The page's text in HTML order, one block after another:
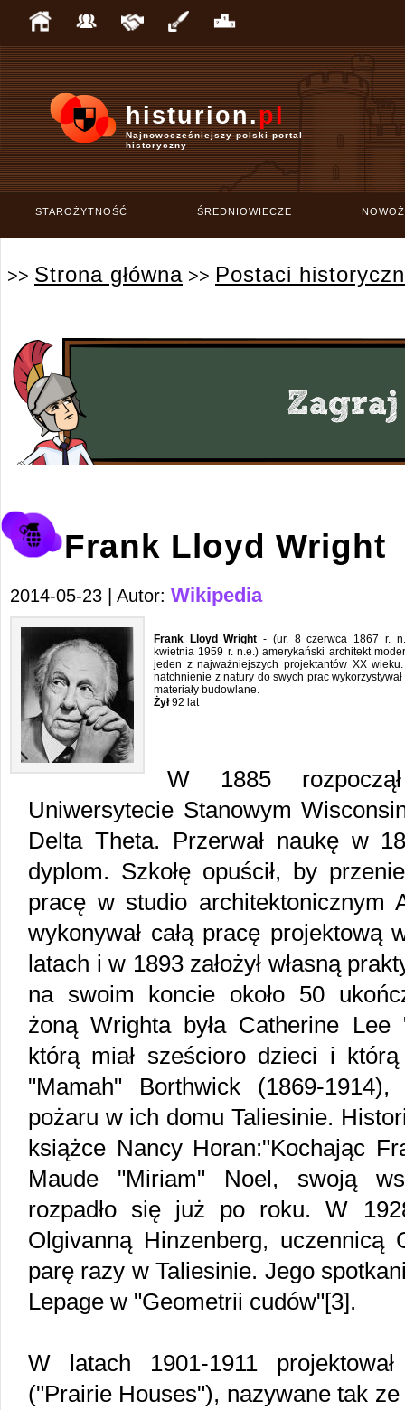
histurion.pl
Najnowocześniejszy polski portal
historyczny
STAROŻYTNOŚĆ ŚREDNIOWIECZE
>> Strona główna >> Postaci
Frank Lloyd Wright
2014-05-23 | Autor: Wikipedia
Frank Lloyd Wright - (ur. 8 czerwca 1867 r.
kwietnia 1959 r. n.e.) amerykański architekt
jeden z najważniejszych projektantów XX
natchnienie z natury do swych prac
materiały budowlane.
Żył92 lat
W 1885
Uniwersytecie Stanowym
Delta Theta. Przerwał naukę w
dyplom. Szkołę opuścił, by
pracę w studio architektonicznym
wykonywał całą pracę projektową
latach i w 1893 założył własną
na swoim koncie około 50
żoną Wrighta była Catherine
którą miał sześcioro dzieci i
"Mamah" Borthwick (1869-
pożaru w ich domu Taliesinie.
książce Nancy Horan:"Kochając
Maude "Miriam" Noel, swoją
rozpadło się już po roku. W
Olgivanną Hinzenberg, uczennicą
parę razy w Taliesinie. Jego
Lepage w "Geometrii cudów"[3].
W latach 1901-1911
("Prairie Houses"), nazywane tak